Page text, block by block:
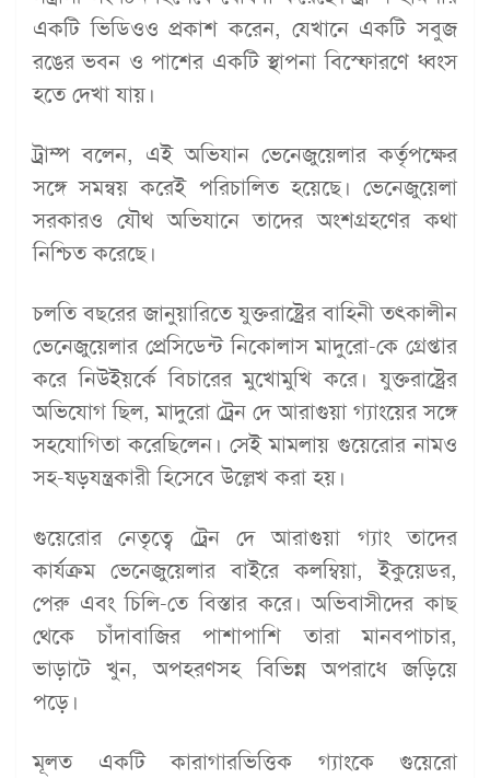
একটি ভিডিওও প্রকাশ করেন, যেখানে একটি সবুজ
রঙের ভবন ও পাশের একটি স্থাপনা বিস্ফোরণে ধ্বংস
হতে দেখা যায়।
ট্রাম্প বলেন, এই অভিযান ভেনেজুয়েলার কর্তৃপক্ষের
সঙ্গে সমন্বয় করেই পরিচালিত হয়েছে। ভেনেজুয়েলা
সরকারও যৌথ অভিযানে তাদের অংশগ্রহণের কথা
নিশ্চিত করেছে।
চলতি বছরের জানুয়ারিতে যুক্তরাষ্ট্রের বাহিনী তৎকালীন
ভেনেজুয়েলার প্রেসিডেন্ট নিকোলাস মাদুরো-কে গ্রেপ্তার
করে নিউইয়র্কে বিচারের মুখোমুখি করে। যুক্তরাষ্ট্রের
অভিযোগ ছিল, মাদুরো ট্রেন দে আরাগুয়া গ্যাংয়ের সঙ্গে
সহযোগিতা করেছিলেন। সেই মামলায় গুয়েরোর নামও
সহ-ষড়যন্ত্রকারী হিসেবে উল্লেখ করা হয়।
গুয়েরোর নেতৃত্বে ট্রেন দে আরাগুয়া গ্যাং তাদের
কার্যক্রম ভেনেজুয়েলার বাইরে কলম্বিয়া, ইকুয়েডর,
পেরু এবং চিলি-তে বিস্তার করে। অভিবাসীদের কাছ
থেকে চাঁদাবাজির পাশাপাশি তারা মানবপাচার,
ভাড়াটে খুন, অপহরণসহ বিভিন্ন অপরাধে জড়িয়ে
পড়ে।
মূলত একটি কারাগারভিত্তিক গ্যাংকে গুয়েরো